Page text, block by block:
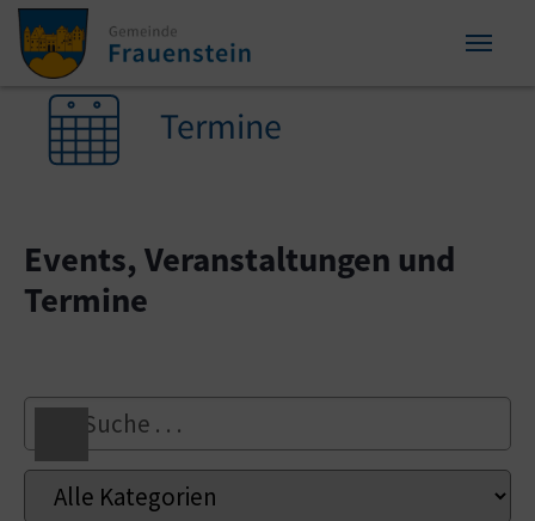
Zum Inhalt springen
Zum Seitenende springen
Sie sind hier: Termine
Events, Veranstaltungen und
Termine